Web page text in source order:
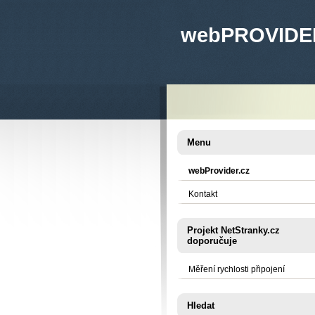
web
Menu
webProvider.cz
Kontakt
Projekt NetStranky.cz
doporučuje
Měření rychlosti připojení
Hledat